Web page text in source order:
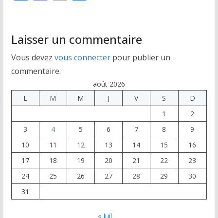
b
o
o
k
d
o
n
l g
er
Laisser un commentaire
Vous devez vous connecterpour publier un
commentaire.
août 2026
L
M M J V S
D
1
2
3
4 5 6 7 8
9
10
11 12 13 14 15
16
17
18 19 20 21 22
23
24
25 26 27 28 29
30
31
« Juil